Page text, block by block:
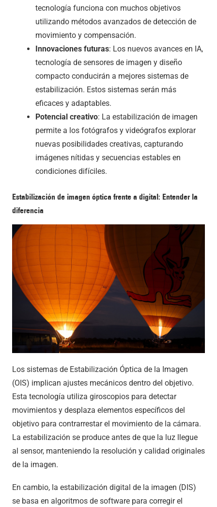
tecnología funciona con muchos objetivos
utilizando métodos avanzados de detección de
movimiento y compensación.
Innovaciones futuras: Los nuevos avances en IA,
tecnología de sensores de imagen y diseño
compacto conducirán a mejores sistemas de
estabilización. Estos sistemas serán más
eficaces y adaptables.
Potencial creativo: La estabilización de imagen
permite a los fotógrafos y videógrafos explorar
nuevas posibilidades creativas, capturando
imágenes nítidas y secuencias estables en
condiciones difíciles.
Estabilización de imagen óptica frente a digital: Entender la
diferencia
Los sistemas de Estabilización Óptica de la Imagen
(OIS) implican ajustes mecánicos dentro del objetivo.
Esta tecnología utiliza giroscopios para detectar
movimientos y desplaza elementos específicos del
objetivo para contrarrestar el movimiento de la cámara.
La estabilización se produce antes de que la luz llegue
al sensor, manteniendo la resolución y calidad originales
de la imagen.
En cambio, la estabilización digital de la imagen (DIS)
se basa en algoritmos de software para corregir el